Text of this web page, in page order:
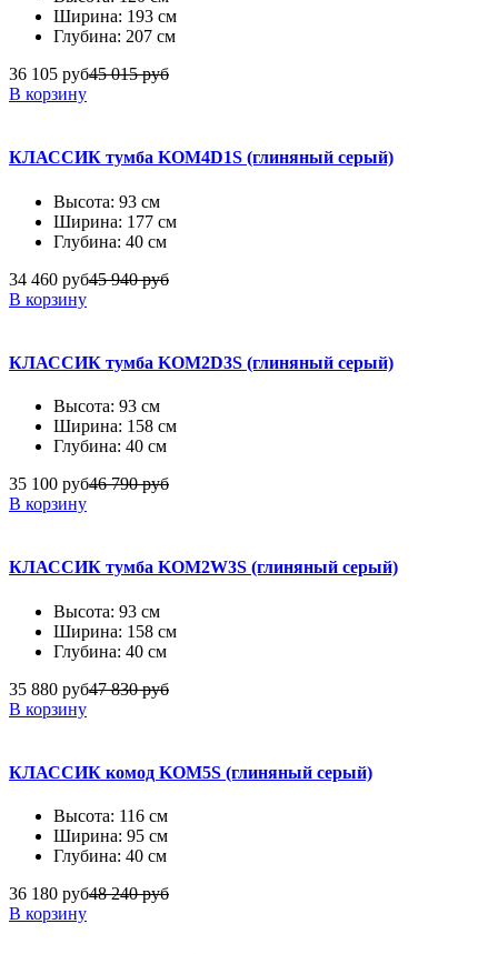
Ширина: 193 см
Глубина: 207 см
36 105 руб45 015 руб
В корзину
КЛАССИК тумба KOM4D1S (глиняный серый)
Высота: 93 см
Ширина: 177 см
Глубина: 40 см
34 460 руб45 940 руб
В корзину
КЛАССИК тумба KOM2D3S (глиняный серый)
Высота: 93 см
Ширина: 158 см
Глубина: 40 см
35 100 руб46 790 руб
В корзину
КЛАССИК тумба KOM2W3S (глиняный серый)
Высота: 93 см
Ширина: 158 см
Глубина: 40 см
35 880 руб47 830 руб
В корзину
КЛАССИК комод KOM5S (глиняный серый)
Высота: 116 см
Ширина: 95 см
Глубина: 40 см
36 180 руб48 240 руб
В корзину